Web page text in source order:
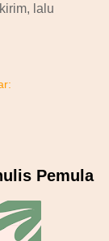
lalu
Pemula